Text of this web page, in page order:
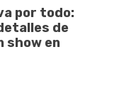
por todo:
de
show en